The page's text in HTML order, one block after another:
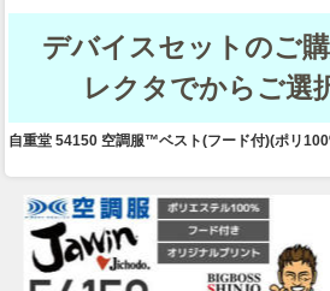
デバイスセットのご
レクタでからご選
自重堂 54150 空調服™ベスト(フード付)(ポリ